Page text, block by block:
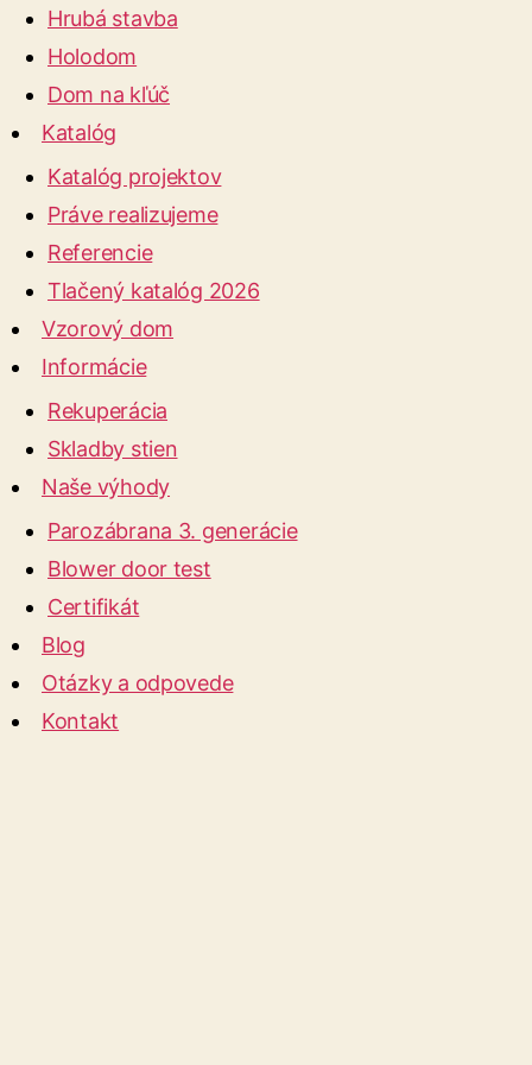
Hrubá stavba
Holodom
Dom na kľúč
Katalóg
Katalóg projektov
Práve realizujeme
Referencie
Tlačený katalóg 2026
Vzorový dom
Informácie
Rekuperácia
Skladby stien
Naše výhody
Parozábrana 3. generácie
Blower door test
Certifikát
Blog
Otázky a odpovede
Kontakt